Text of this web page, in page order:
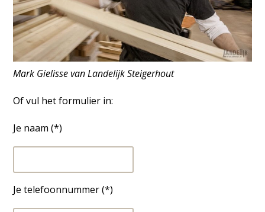
Mark Gielisse van Landelijk Steigerhout
Of vul het formulier in:
Je naam (*)
Je telefoonnummer (*)